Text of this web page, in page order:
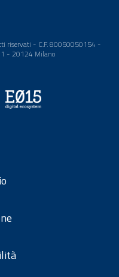
riservati - C.F. 80050050154 -
1 - 20124 Milano